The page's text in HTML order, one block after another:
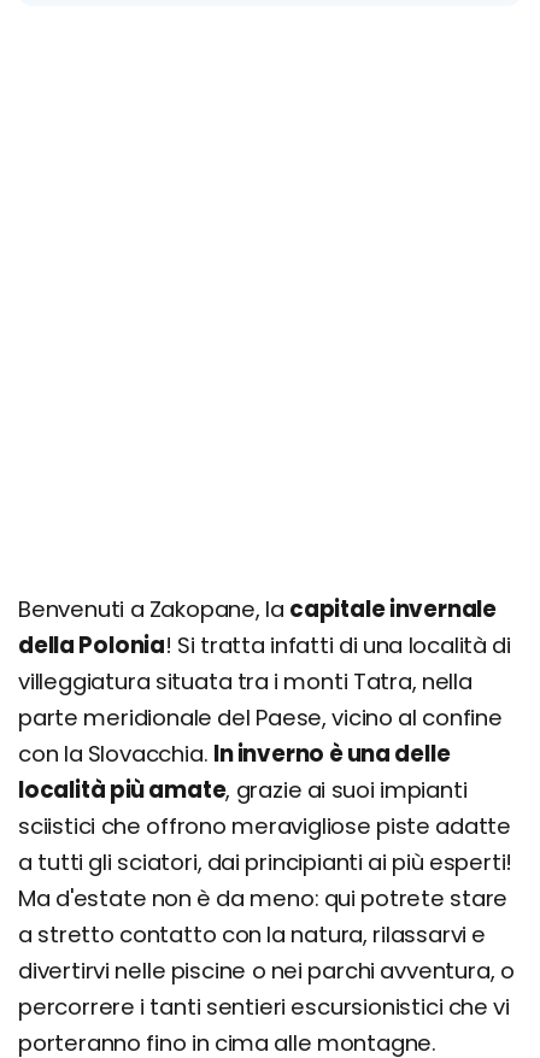
consigli utili
Viaggiare informati: info utili
Benvenuti a Zakopane, la capitale invernale
della Polonia! Si tratta infatti di una località di
villeggiatura situata tra i monti Tatra, nella
parte meridionale del Paese, vicino al confine
con la Slovacchia. In inverno è una delle
località più amate, grazie ai suoi impianti
sciistici che offrono meravigliose piste adatte
a tutti gli sciatori, dai principianti ai più esperti!
Ma d'estate non è da meno: qui potrete stare
a stretto contatto con la natura, rilassarvi e
divertirvi nelle piscine o nei parchi avventura, o
percorrere i tanti sentieri escursionistici che vi
porteranno fino in cima alle montagne.